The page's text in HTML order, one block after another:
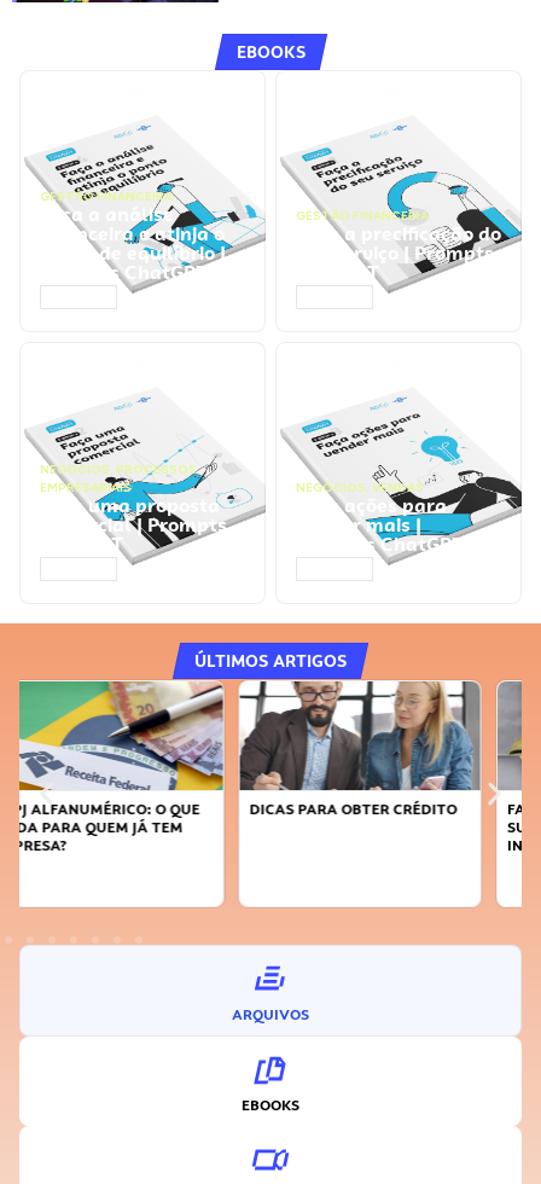
EBOOKS
GESTÃO FINANCEIRA
Faça a análise
financeira e atinja o
ponto de equilíbrio |
Prompts ChatGPT
GESTÃO FINANCEIRA
Faça a precificação do
seu serviço | Prompts
ChatGPT
NEGÓCIOS, PROCESSOS
EMPRESARIAIS
Faça uma proposta
comercial | Prompts
ChatGPT
NEGÓCIOS, VENDAS
Faça ações para
vender mais |
Prompts ChatGPT
ÚLTIMOS ARTIGOS
DICAS PARA OBTER CRÉDITO
FAÇA A DIFERENÇA: SEJA
ARQUIVOS
EBOOKS